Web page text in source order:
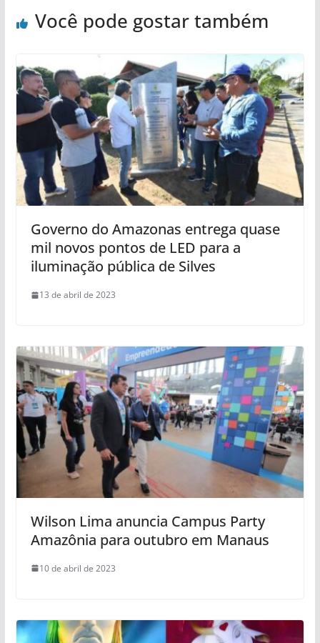
Você pode gostar também
Governo do Amazonas entrega quase
mil novos pontos de LED para a
iluminação pública de Silves
13 de abril de 2023
Wilson Lima anuncia Campus Party
Amazônia para outubro em Manaus
10 de abril de 2023